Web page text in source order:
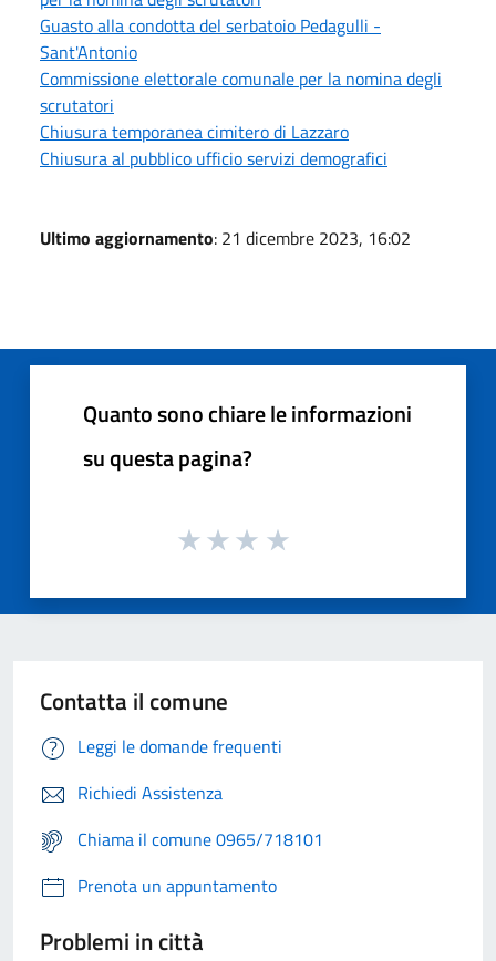
Guasto alla condotta del serbatoio Pedagulli -
Sant'Antonio
Commissione elettorale comunale per la nomina degli
scrutatori
Chiusura temporanea cimitero di Lazzaro
Chiusura al pubblico ufficio servizi demografici
Ultimo aggiornamento: 21 dicembre 2023, 16:02
Quanto sono chiare le informazioni
su questa pagina?
Contatta il comune
Leggi le domande frequenti
Richiedi Assistenza
Chiama il comune 0965/718101
Prenota un appuntamento
Problemi in città